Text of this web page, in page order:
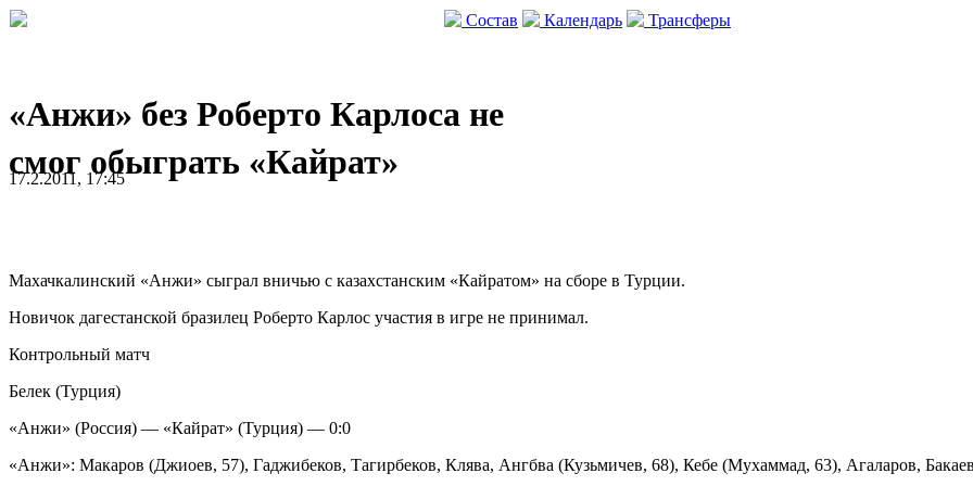
Состав Календарь Трансферы
«Анжи» без Роберто Карлоса не
смог обыграть «Кайрат»
17.2.2011, 17:45
Махачкалинский «Анжи» сыграл вничью с казахстанским «Кайратом» на сборе в Турции.
Новичок дагестанской бразилец Роберто Карлос участия в игре не принимал.
Контрольный матч
Белек (Турция)
«Анжи» (Россия) — «Кайрат» (Турция) — 0:0
«Анжи»: Макаров (Джиоев, 57), Гаджибеков, Тагирбеков, Клява, Ангбва (Кузьмичев, 68), Кебе (Мухаммад, 63), Агаларов,